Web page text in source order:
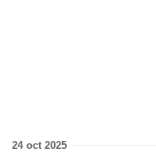
24 oct 2025